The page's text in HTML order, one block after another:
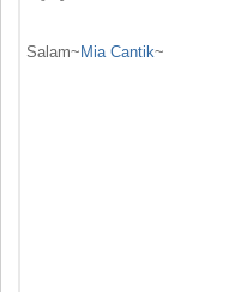
Salam~ Mia Cantik~